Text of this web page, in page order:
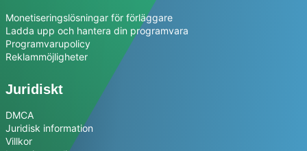
Monetiseringslösningar för förläggare
Ladda upp och hantera din programvara
Programvarupolicy
Reklammöjligheter
Juridiskt
DMCA
Juridisk information
Villkor